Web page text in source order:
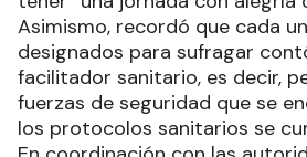
Asimismo, recordó que cada
designados para sufragar
facilitador sanitario, es decir,
fuerzas de seguridad que se
los protocolos sanitarios se